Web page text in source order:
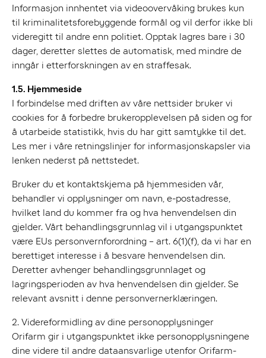
Informasjon innhentet via videoovervåking brukes kun
til kriminalitetsforebyggende formål og vil derfor ikke bli
videregitt til andre enn politiet. Opptak lagres bare i 30
dager, deretter slettes de automatisk, med mindre de
inngår i etterforskningen av en straffesak.
1.5. Hjemmeside
I forbindelse med driften av våre nettsider bruker vi
cookies for å forbedre brukeropplevelsen på siden og for
å utarbeide statistikk, hvis du har gitt samtykke til det.
Les mer i våre retningslinjer for informasjonskapsler via
lenken nederst på nettstedet.
Bruker du et kontaktskjema på hjemmesiden vår,
behandler vi opplysninger om navn, e-postadresse,
hvilket land du kommer fra og hva henvendelsen din
gjelder. Vårt behandlingsgrunnlag vil i utgangspunktet
være EUs personvernforordning – art. 6(1)(f), da vi har en
berettiget interesse i å besvare henvendelsen din.
Deretter avhenger behandlingsgrunnlaget og
lagringsperioden av hva henvendelsen din gjelder. Se
relevant avsnitt i denne personvernerklæringen.
2. Videreformidling av dine personopplysninger
Orifarm gir i utgangspunktet ikke personopplysningene
dine videre til andre dataansvarlige utenfor Orifarm-